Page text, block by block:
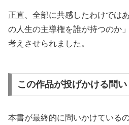
正直、全部に共感したわけでは
の人生の主導権を誰が持つのか
考えさせられました。
この作品が投げかける問い
本書が最終的に問いかけている